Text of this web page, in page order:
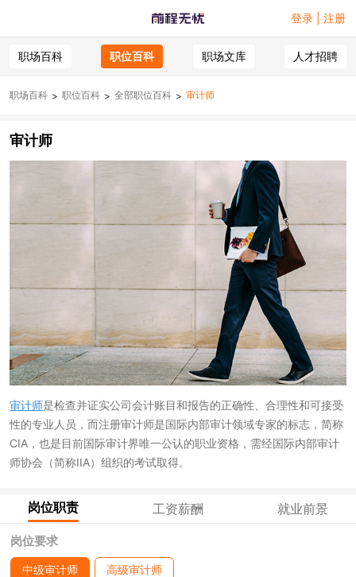
登录 | 注册
职场百科 职位百科 职场文库 人才招聘
职场百科 > 职位百科 > 全部职位百科 > 审计师
审计师
审计师是检查并证实公司会计账目和报告的正确性、合理性和可接受
性的专业人员，而注册审计师是国际内部审计领域专家的标志，简称
CIA，也是目前国际审计界唯一公认的职业资格，需经国际内部审计
师协会（简称IIA）组织的考试取得。
岗位职责 工资薪酬 就业前景
岗位要求
中级审计师 高级审计师